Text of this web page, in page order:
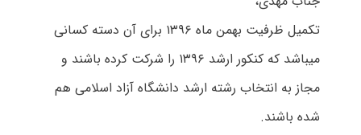
تکمیل ظرفیت بهمن ماه ۱۳۹۶ برای آن دسته کسانی
میباشد که کنکور ارشد ۱۳۹۶ را شرکت کرده باشند و
مجاز به انتخاب رشته ارشد دانشگاه آزاد اسلامی هم
شده باشند.